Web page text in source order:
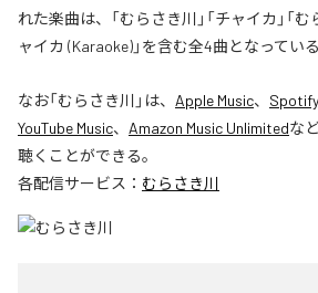
れた楽曲は、「むらさき川」「チャイカ」「む
ャイカ (Karaoke)」を含む全4曲となっている
なお「むらさき川 」は、 Apple Music、 Spotify
YouTube Music、 Amazon Music Unlimitedな
聴くことができる。
各配信サービス： むらさき川